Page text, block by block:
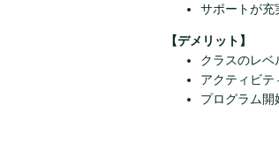
サポートが充
【デメリット】
クラスのレベ
アクティビテ
プログラム開